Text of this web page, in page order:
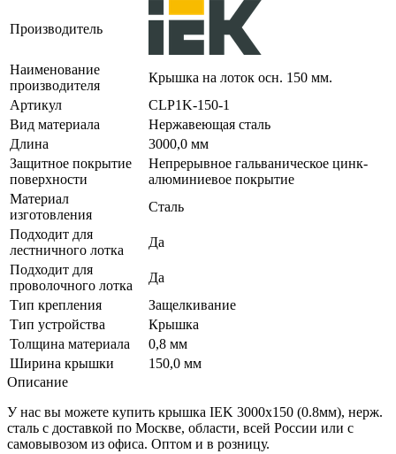
Производитель
Наименование
производителя
Крышка на лоток осн. 150 мм.
Артикул
CLP1K-150-1
Вид материала
Нержавеющая сталь
Длина
3000,0 мм
Защитное покрытие
поверхности
Непрерывное гальваническое цинк-
алюминиевое покрытие
Материал
изготовления
Сталь
Подходит для
лестничного лотка
Да
Подходит для
проволочного лотка
Да
Тип крепления
Защелкивание
Тип устройства
Крышка
Толщина материала
0,8 мм
Ширина крышки
150,0 мм
Описание
У нас вы можете купить крышка IEK 3000х150 (0.8мм), нерж.
сталь с доставкой по Москве, области, всей России или с
самовывозом из офиса. Оптом и в розницу.